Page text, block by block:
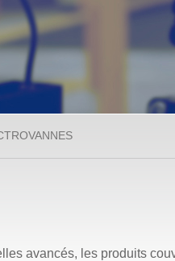
avancés, les produits